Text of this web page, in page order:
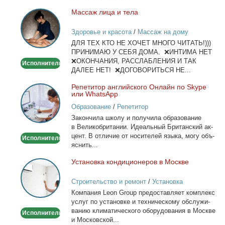
Массаж
лица
и
тела
Исполнитель
Мас­саж ли­ца и те­ла
Здоровье и красота/ Массаж на дому
ДЛЯ ТЕХ КТО НЕ ХОЧЕТ МНОГО ЧИТАТЬ!)))
ПРИНИМАЮ У СЕБЯ ДОМА. ❌ИНТИМА НЕТ
❌ОКОНЧАНИЯ, РАССЛАБЛЕНИЯ И ТАК
ДАЛЕЕ НЕТ! ❌ДОГОВОРИТЬСЯ НЕ...
Репетитор
английского
Онлайн
по
или
Исполнитель
Ре­пе­ти­тор ан­глий­ско­го Он­лайн по Skype
или WhatsApp
Образование/ Репетитор
За­кон­чи­ла шко­лу и по­лу­чи­ла об­ра­зо­ва­ние
в Ве­ли­ко­бри­та­нии. Иде­аль­ный Бри­тан­ский ак­
цент. В от­ли­чие от но­си­те­лей язы­ка, мо­гу объ­
яс­нить...
Установка
кондиционеров
в
Москве
Исполнитель
Уста­нов­ка кон­ди­ци­о­не­ров в Москве
Строительство и ремонт/ Установка
кондиционеров
Ком­па­ния Leon Group предо­став­ля­ет ком­плекс
услуг по уста­нов­ке и тех­ни­че­ско­му об­слу­жи­
ва­нию кли­ма­ти­че­ско­го обо­ру­до­ва­ния в Москве
и Мос­ков­ской...